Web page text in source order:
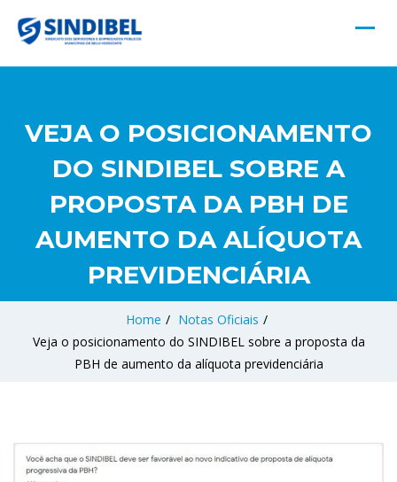
VEJA O POSICIONAMENTO
DO SINDIBEL SOBRE A
PROPOSTA DA PBH DE
AUMENTO DA ALÍQUOTA
PREVIDENCIÁRIA
Home / Notas Oficiais /
Veja o posicionamento do SINDIBEL sobre a proposta da
PBH de aumento da alíquota previdenciária